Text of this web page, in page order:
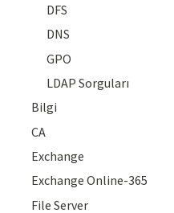
DFS
DNS
GPO
LDAP Sorguları
Bilgi
CA
Exchange
Exchange Online-365
File Server